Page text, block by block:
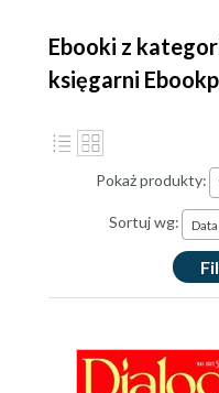
Ebooki z
księgarni
Pokaż produkty:
Sortuj wg: